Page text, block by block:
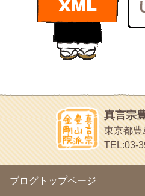
2010年12月(21)
2010年11月
(14)
2010年9月(16)
(13)
2010年5月(22)
2010年4月(25)
2010年3月(22)
2010年2月
(23)
2010年1月(23)
2009年12月(18)
2009年10月(20)
bunchan
あちこち行って！
目白鍼灸院
日本人の繊細な体質にあわせた、
ほうげん日記
放言じゃなくて和尚さんの名前だよ
面白いサイトみつけたよ。
ヘェ～という感じ
chocolab.Air♪DIALY
ラブラドールのワンちゃんがかわ
真言宗
東京都豊
TEL:03-
ブログトップページ